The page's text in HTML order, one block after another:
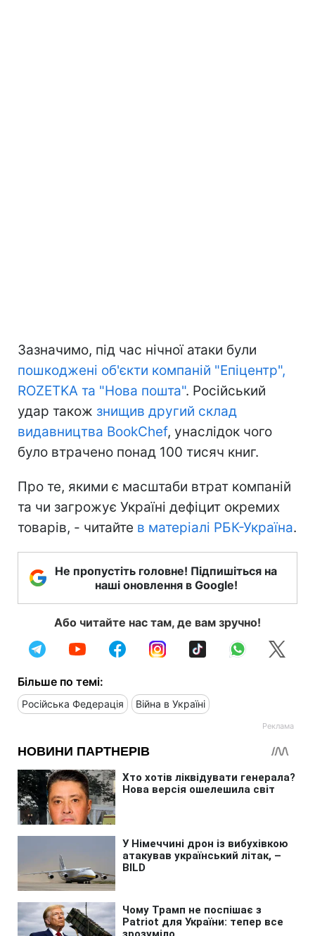
Зазначимо, під час нічної атаки були
пошкоджені об'єкти компаній "Епіцентр",
ROZETKA та "Нова пошта". Російський
удар також знищив другий склад
видавництва BookChef, унаслідок чого
було втрачено понад 100 тисяч книг.
Про те, якими є масштаби втрат компаній
та чи загрожує Україні дефіцит окремих
товарів, - читайте в матеріалі РБК-Україна.
Не пропустіть головне! Підпишіться на
наші оновлення в Google!
Або читайте нас там, де вам зручно!
Більше по темі:
Російська Федерація Війна в Україні